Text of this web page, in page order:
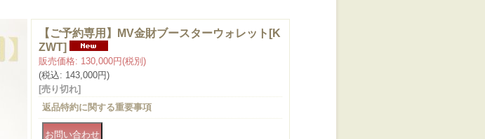
【ご予約専用】MV金財ブースターウォレット [K
ZWT]
販売価格: 130,000円(税別)
(税込: 143,000円)
[売り切れ]
返品特約に関する重要事項